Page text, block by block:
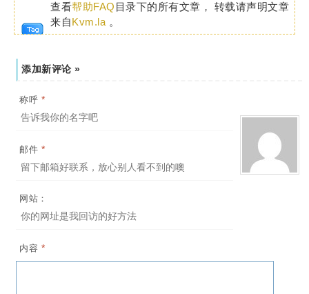
查看帮助FAQ 目录下的所有文章， 转载请声明文章
来自Kvm.la 。
添加新评论 »
称呼 *
邮件 *
网站：
内容 *